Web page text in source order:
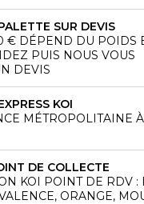
SUR DEVIS
€ DÉPEND DU POIDS
PUIS NOUS VOUS
DEVIS
KOI
MÉTROPOLITAINE
DE COLLECTE
KOI POINT DE RDV :
ORANGE,